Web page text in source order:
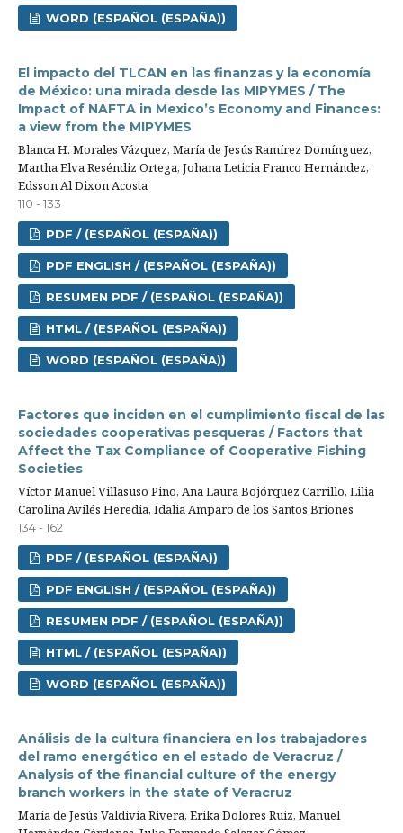
WORD (ESPAÑOL (ESPAÑA))
El impacto del TLCAN en las finanzas y la economía
de México: una mirada desde las MIPYMES / The
Impact of NAFTA in Mexico’s Economy and Finances:
a view from the MIPYMES
Blanca H. Morales Vázquez, María de Jesús Ramírez Domínguez,
Martha Elva Reséndiz Ortega, Johana Leticia Franco Hernández,
Edsson Al Dixon Acosta
110 - 133
PDF / (ESPAÑOL (ESPAÑA))
PDF ENGLISH / (ESPAÑOL (ESPAÑA))
RESUMEN PDF / (ESPAÑOL (ESPAÑA))
HTML / (ESPAÑOL (ESPAÑA))
WORD (ESPAÑOL (ESPAÑA))
Factores que inciden en el cumplimiento fiscal de las
sociedades cooperativas pesqueras / Factors that
Affect the Tax Compliance of Cooperative Fishing
Societies
Víctor Manuel Villasuso Pino, Ana Laura Bojórquez Carrillo, Lilia
Carolina Avilés Heredia, Idalia Amparo de los Santos Briones
134 - 162
PDF / (ESPAÑOL (ESPAÑA))
PDF ENGLISH / (ESPAÑOL (ESPAÑA))
RESUMEN PDF / (ESPAÑOL (ESPAÑA))
HTML / (ESPAÑOL (ESPAÑA))
WORD (ESPAÑOL (ESPAÑA))
Análisis de la cultura financiera en los trabajadores
del ramo energético en el estado de Veracruz /
Analysis of the financial culture of the energy
branch workers in the state of Veracruz
María de Jesús Valdivia Rivera, Erika Dolores Ruiz, Manuel